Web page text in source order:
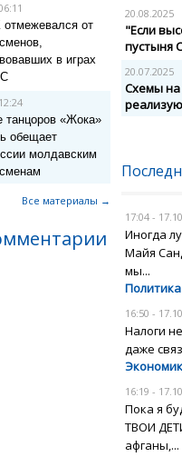
от
в играх
танцоров «Жока»
обещает
молдавским
Все материалы →
20.08.2025
"Если
пустыня
20.07.2025
Схемы
17:04 -
Иногда
Майя
мы...
Политика
16:50 -
Налоги
даже
16:19 -
Пока я
ТВОИ
афганы,...